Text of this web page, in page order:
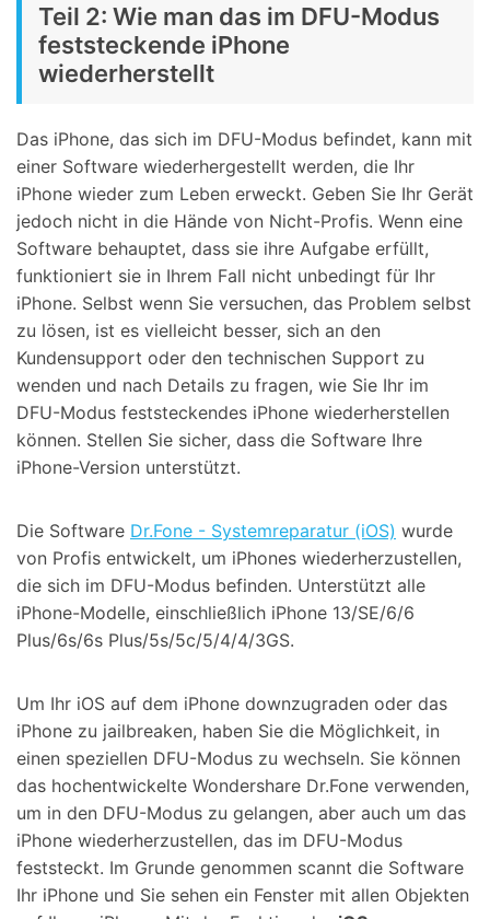
Teil 2: Wie man das im DFU-Modus
feststeckende iPhone
wiederherstellt
Das iPhone, das sich im DFU-Modus befindet, kann mit
einer Software wiederhergestellt werden, die Ihr
iPhone wieder zum Leben erweckt. Geben Sie Ihr Gerät
jedoch nicht in die Hände von Nicht-Profis. Wenn eine
Software behauptet, dass sie ihre Aufgabe erfüllt,
funktioniert sie in Ihrem Fall nicht unbedingt für Ihr
iPhone. Selbst wenn Sie versuchen, das Problem selbst
zu lösen, ist es vielleicht besser, sich an den
Kundensupport oder den technischen Support zu
wenden und nach Details zu fragen, wie Sie Ihr im
DFU-Modus feststeckendes iPhone wiederherstellen
können. Stellen Sie sicher, dass die Software Ihre
iPhone-Version unterstützt.
Die Software Dr.Fone - Systemreparatur (iOS) wurde
von Profis entwickelt, um iPhones wiederherzustellen,
die sich im DFU-Modus befinden. Unterstützt alle
iPhone-Modelle, einschließlich iPhone 13/SE/6/6
Plus/6s/6s Plus/5s/5c/5/4/4/3GS.
Um Ihr iOS auf dem iPhone downzugraden oder das
iPhone zu jailbreaken, haben Sie die Möglichkeit, in
einen speziellen DFU-Modus zu wechseln. Sie können
das hochentwickelte Wondershare Dr.Fone verwenden,
um in den DFU-Modus zu gelangen, aber auch um das
iPhone wiederherzustellen, das im DFU-Modus
feststeckt. Im Grunde genommen scannt die Software
Ihr iPhone und Sie sehen ein Fenster mit allen Objekten